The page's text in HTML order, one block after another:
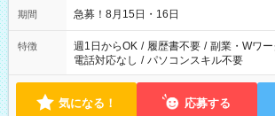
期間 急募！8月15日・16日
特徴 週1日からOK / 履歴書不要 / 副業・Wワ
電話対応なし / パソコンスキル不要
気になる！ 応募する